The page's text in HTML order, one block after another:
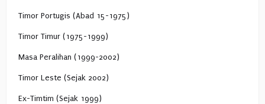
Timor Portugis (Abad 15-1975)
Timor Timur (1975-1999)
Masa Peralihan (1999-2002)
Timor Leste (Sejak 2002)
Ex-Timtim (Sejak 1999)